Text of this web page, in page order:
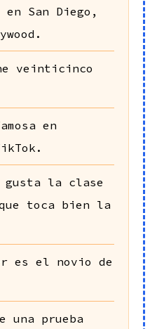
San Diego,
veinticinco
en
la clase
toca bien la
es el novio de
prueba